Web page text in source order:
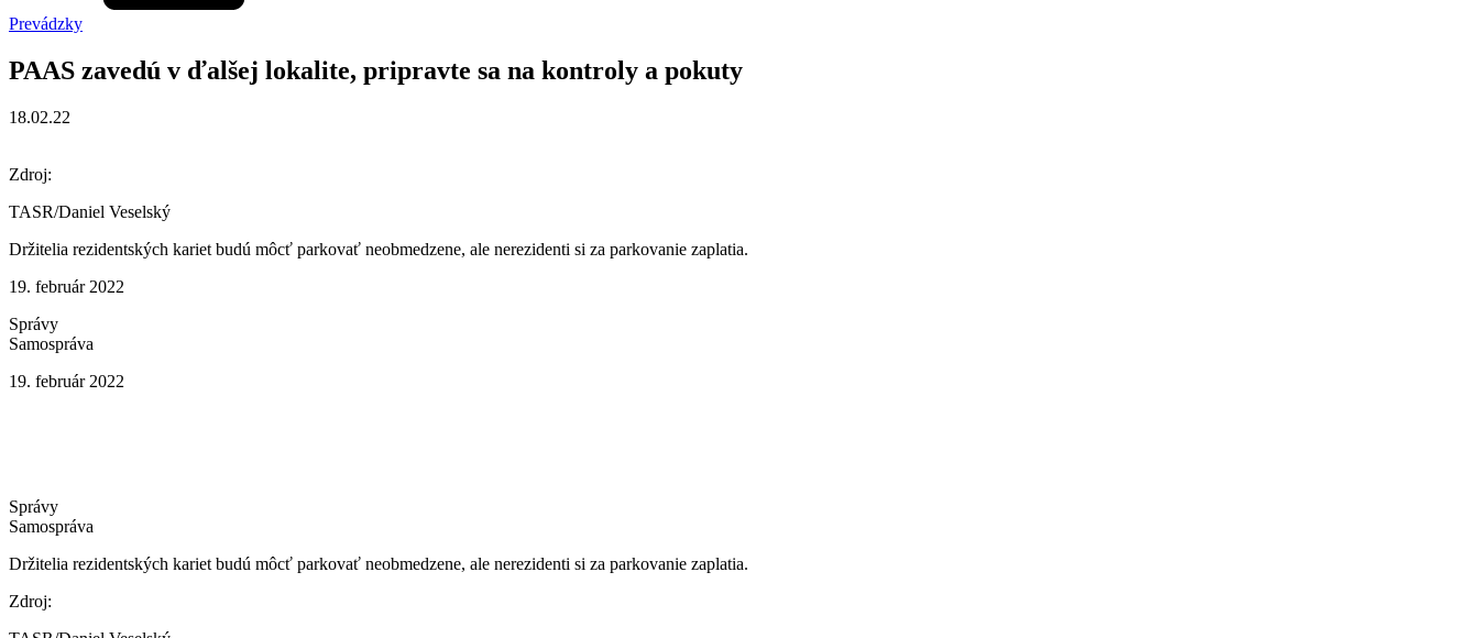
Prevádzky
PAAS zavedú v ďalšej lokalite, pripravte sa na kontroly a pokuty
18.02.22
Zdroj:
TASR/Daniel Veselský
Držitelia rezidentských kariet budú môcť parkovať neobmedzene, ale nerezidenti si za parkovanie zaplatia.
19. február 2022
Správy
Samospráva
19. február 2022
Správy
Samospráva
Držitelia rezidentských kariet budú môcť parkovať neobmedzene, ale nerezidenti si za parkovanie zaplatia.
Zdroj: